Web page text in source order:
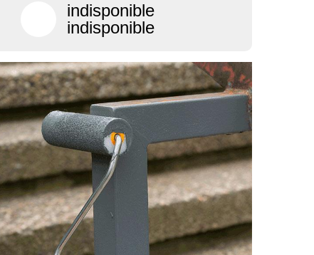
indisponible
indisponible